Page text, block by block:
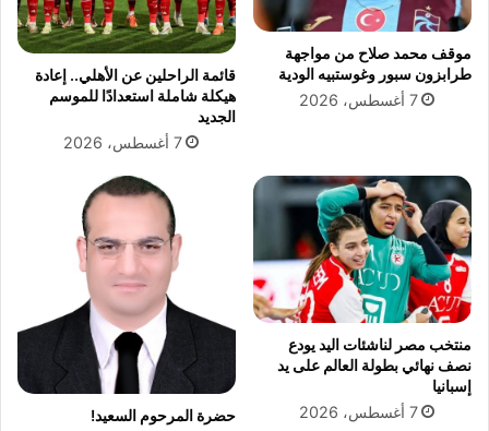
ي
ة
ن
ف
ن
ت
ه
ق
ل
ن
ل
ى
ز
و
ج
ت
ه
أ
س
ر
موقف محمد صلاح من مواجهة
طرابزون سبور وغوستبيه الودية
7 أغسطس، 2026
قائمة الراحلين عن الأهلي.. إعادة
هيكلة شاملة استعدادًا للموسم
الجديد
7 أغسطس، 2026
منتخب مصر لناشئات اليد يودع
نصف نهائي بطولة العالم على يد
إسبانيا
7 أغسطس، 2026
حضرة المرحوم السعيد!